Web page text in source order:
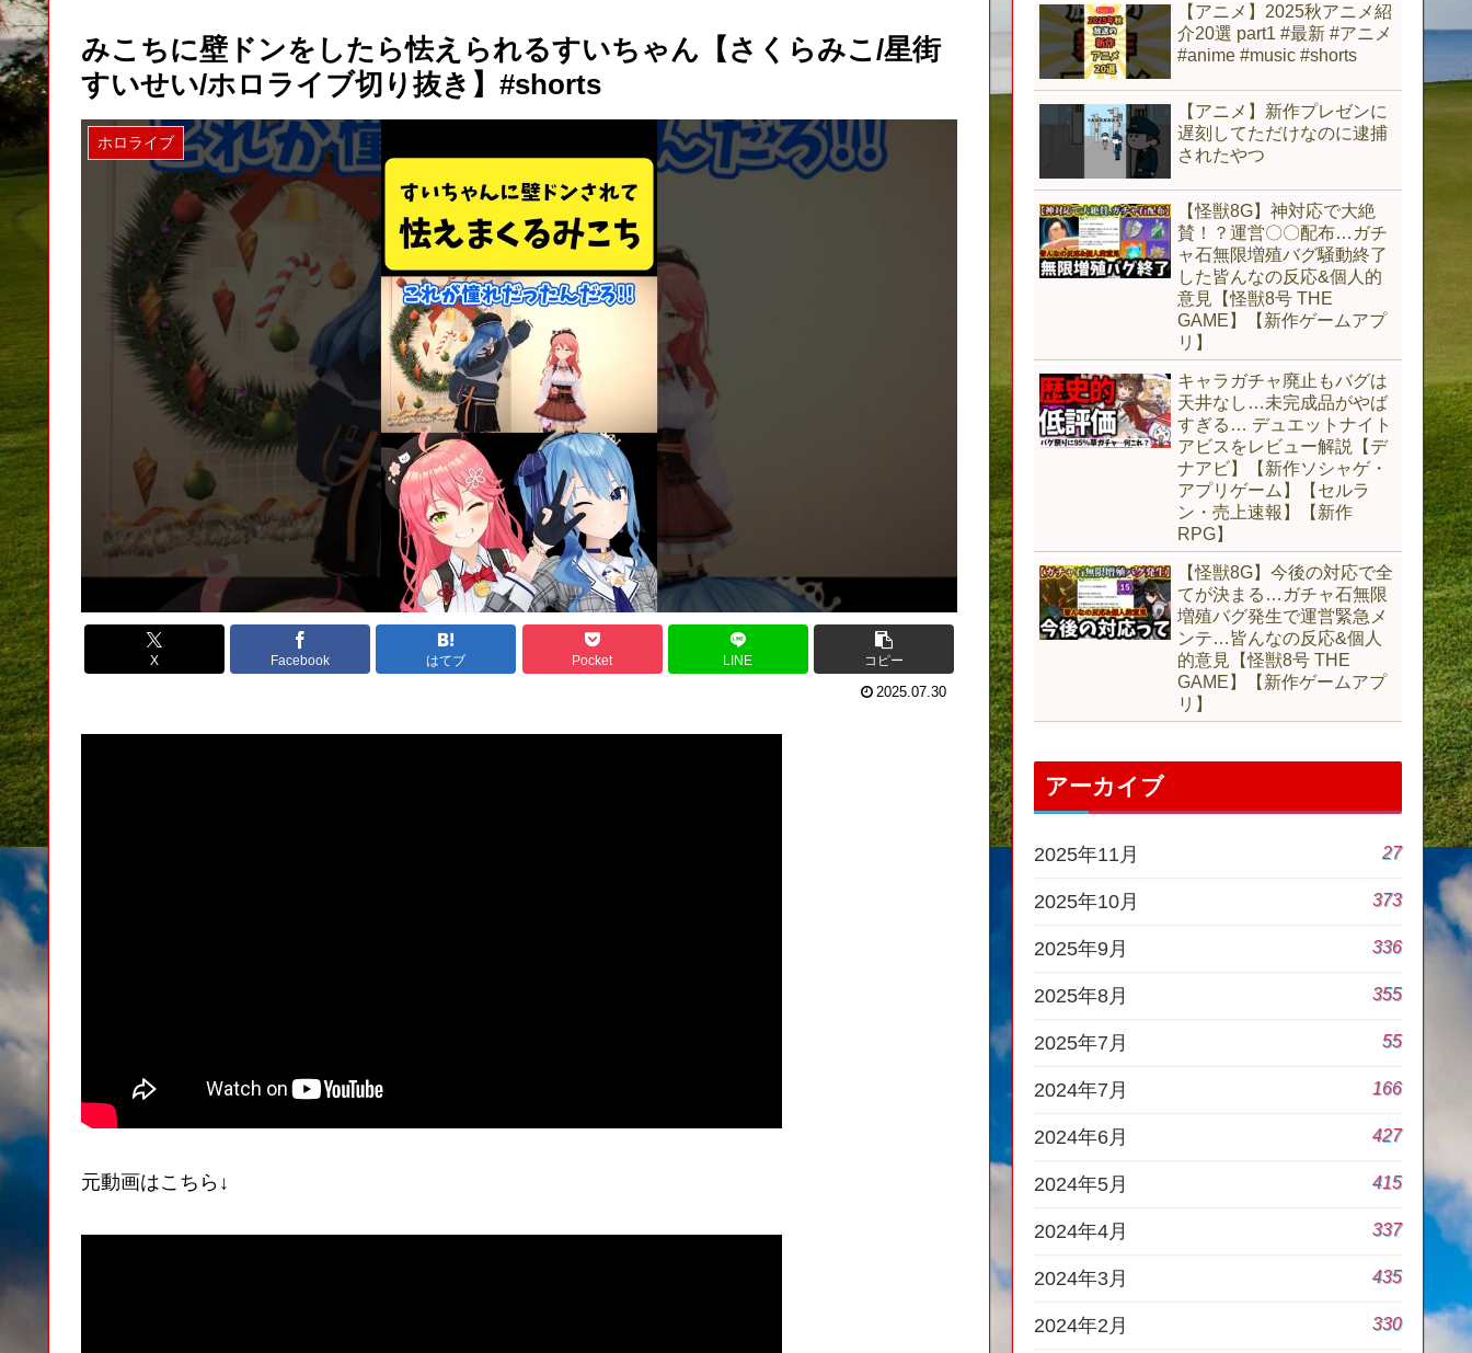
みこちに壁ドンをしたら怯えられるすいちゃん【さくらみこ/星街
すいせい/ホロライブ切り抜き】#shorts
ホロライブ
X Facebook はてブ Pocket LINE コピー
2025.07.30
元動画はこちら↓
【アニメ】2025秋アニメ紹
介20選 part1 #最新 #アニメ
#anime #music #shorts
【アニメ】新作プレゼンに
遅刻してただけなのに逮捕
されたやつ
【怪獣8G】神対応で大絶
賛！？運営〇〇配布…ガチ
ャ石無限増殖バグ騒動終了
した皆んなの反応&個人的
意見【怪獣8号 THE
GAME】【新作ゲームアプ
リ】
キャラガチャ廃止もバグは
天井なし…未完成品がやば
すぎる… デュエットナイト
アビスをレビュー解説【デ
ナアビ】【新作ソシャゲ・
アプリゲーム】【セルラ
ン・売上速報】【新作
RPG】
【怪獣8G】今後の対応で全
てが決まる…ガチャ石無限
増殖バグ発生で運営緊急メ
ンテ…皆んなの反応&個人
的意見【怪獣8号 THE
GAME】【新作ゲームアプ
リ】
アーカイブ
2025年11月 27
2025年10月 373
2025年9月 336
2025年8月 355
2025年7月 55
2024年7月 166
2024年6月 427
2024年5月 415
2024年4月 337
2024年3月 435
2024年2月 330